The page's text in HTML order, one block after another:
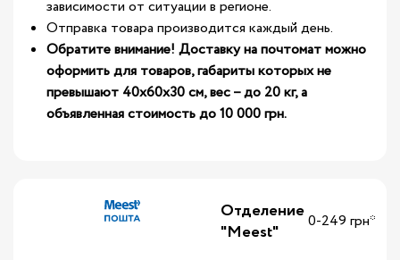
зависимости от ситуации в регионе.
Отправка товара производится каждый день.
Обратите внимание! Доставку на почтомат можно
оформить для товаров, габариты которых не
превышают 40х60х30 см, вес – до 20 кг, а
объявленная стоимость до 10 000 грн.
Отделение
"Meest"
0-249 грн*